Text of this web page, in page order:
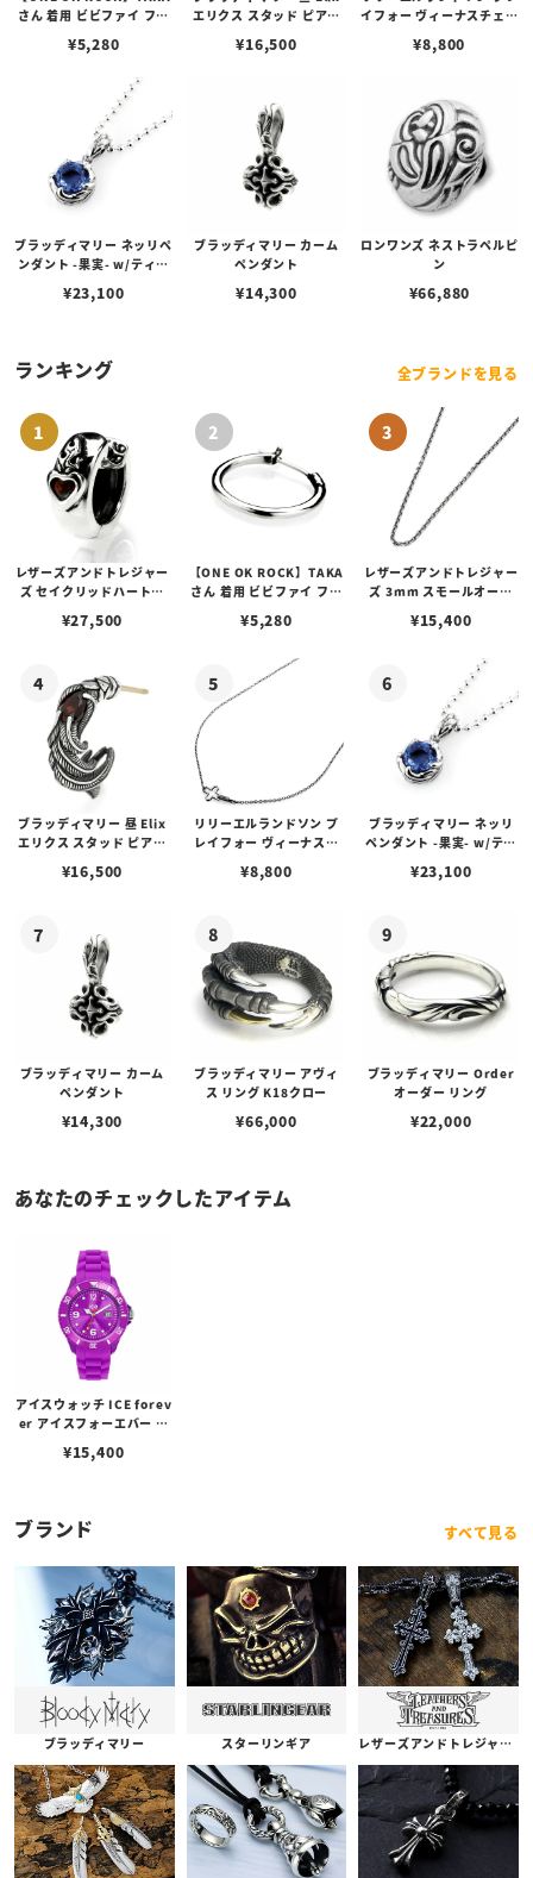
さん 着用 ビビファイ フー
¥5,280
エリクス スタッド ピアス
¥16,500
イフォー ヴィーナスチェー
¥8,800
ブラッディマリー ネッリペ
ンダント -果実- w/ティア
¥23,100
ブラッディマリー カーム
ペンダント
¥14,300
ロンワンズ ネストラペルピ
ン
¥66,880
ランキング 全ブランドを見る
レザーズアンドトレジャー
ズ セイクリッドハートピ
¥27,500
【ONE OK ROCK】TAKA
さん 着用 ビビファイ フー
¥5,280
レザーズアンドトレジャー
ズ 3mm スモールオーバ
ブスタークラスプ＆LTロ
¥15,400
ブラッディマリー 昼 Elix
エリクス スタッド ピアス
¥16,500
リリーエルランドソン プ
レイフォー ヴィーナスチ
¥8,800
ブラッディマリー ネッリ
ペンダント -果実- w/ティ
¥23,100
ブラッディマリー カーム
ペンダント
¥14,300
ブラッディマリー アヴィ
ス リング K18クロー
¥66,000
ブラッディマリー Order
オーダー リング
¥22,000
あなたのチェックしたアイテム
アイスウォッチ ICE forev
er アイスフォーエバー パ
¥15,400
ブランド すべて見る
ブラッディマリー スターリンギア レザーズアンドトレジャーズ